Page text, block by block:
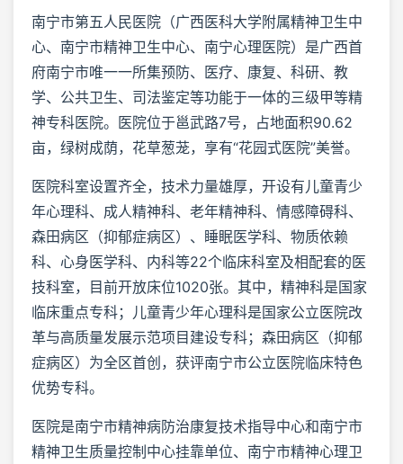
南宁市第五人民医院（广西医科大学附属精神卫生中
心、南宁市精神卫生中心、南宁心理医院）是广西首
府南宁市唯一一所集预防、医疗、康复、科研、教
学、公共卫生、司法鉴定等功能于一体的三级甲等精
神专科医院。医院位于邕武路7号，占地面积90.62
亩，绿树成荫，花草葱茏，享有“花园式医院”美誉。
医院科室设置齐全，技术力量雄厚，开设有儿童青少
年心理科、成人精神科、老年精神科、情感障碍科、
森田病区（抑郁症病区）、睡眠医学科、物质依赖
科、心身医学科、内科等22个临床科室及相配套的医
技科室，目前开放床位1020张。其中，精神科是国家
临床重点专科；儿童青少年心理科是国家公立医院改
革与高质量发展示范项目建设专科；森田病区（抑郁
症病区）为全区首创，获评南宁市公立医院临床特色
优势专科。
医院是南宁市精神病防治康复技术指导中心和南宁市
精神卫生质量控制中心挂靠单位、南宁市精神心理卫